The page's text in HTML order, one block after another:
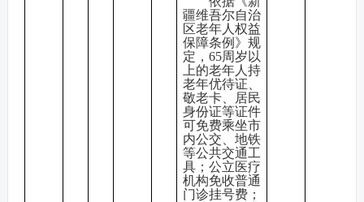
疆维吾尔自治
区老年人权益
保障条例》规
定，65周岁以
上的老年人持
老年优待证、
敬老卡、居民
身份证等证件
可免费乘坐市
内公交、地铁
等公共交通工
具；公立医疗
机构免收普通
门诊挂号费；